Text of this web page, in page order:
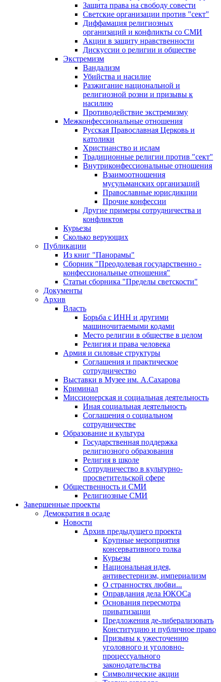
Защита права на свободу совести
Светские организации против "сект"
Диффамация религиозных
организаций и конфликты со СМИ
Акции в защиту нравственности
Дискуссии о религии и обществе
Экстремизм
Вандализм
Убийства и насилие
Разжигание национальной и
религиозной розни и призывы к
насилию
Противодействие экстремизму
Межконфессиональные отношения
Русская Православная Церковь и
католики
Христианство и ислам
Традиционные религии против "сект"
Внутриконфессиональные отношения
Взаимоотношения
мусульманских организаций
Православные юрисдикции
Прочие конфессии
Другие примеры сотрудничества и
конфликтов
Курьезы
Сколько верующих
Публикации
Из книг "Панорамы"
Сборник "Преодолевая государственно -
конфессиональные отношения"
Статьи сборника "Пределы светскости"
Документы
Архив
Власть
Борьба с ИНН и другими
машиночитаемыми кодами
Место религии в обществе в целом
Религия и права человека
Армия и силовые структуры
Соглашения и практическое
сотрудничество
Выставки в Музее им. А.Сахарова
Криминал
Миссионерская и социальная деятельность
Иная социальная деятельность
Соглашения о социальном
сотрудничестве
Образование и культура
Государственная поддержка
религиозного образования
Религия в школе
Сотрудничество в культурно-
просветительской сфере
Общественность и СМИ
Религиозные СМИ
Завершенные проекты
Демократия в осаде
Новости
Архив предыдущего проекта
Крупные мероприятия
консервативного толка
Курьезы
Национальная идея,
антивестернизм, империализм
О странностях любви...
Оправдания дела ЮКОСа
Основания пересмотра
приватизации
Предложения де-либерализовать
Конституцию и публичное право
Призывы к ужесточению
уголовного и уголовно-
процессуального
законодательства
Символические акции